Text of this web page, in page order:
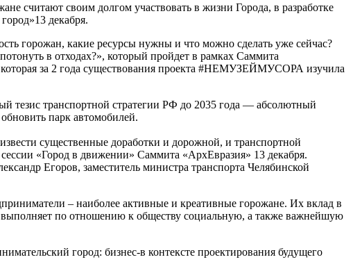
считают своим долгом участвовать в жизни Города, в разработке
декабря.
горожан, какие ресурсы нужны и что можно сделать уже сейчас?
в отходах?», который пройдет в рамках Саммита
которая за 2 года существования проекта #НЕМУЗЕЙМУСОРА изучила
тезис транспортной стратегии РФ до 2035 года — абсолютный
парк автомобилей.
существенные доработки и дорожной, и транспортной
«Город в движении» Саммита «АрхЕвразия» 13 декабря.
Егоров, заместитель министра транспорта Челябинской
– наиболее активные и креативные горожане. Их вклад в
выполняет по отношению к обществу социальную, а также важнейшую
город: бизнес-в контексте проектирования будущего